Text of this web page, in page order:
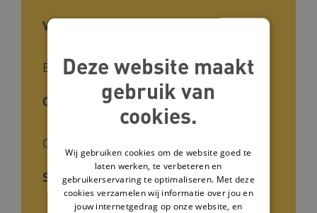
Voor wie
Begeleiders
Cliëntgroep
Cliënten
Soort kennis
Deze website maakt
gebruik van
cookies.
Wij gebruiken cookies om de website goed te
laten werken, te verbeteren en
gebruikerservaring te optimaliseren. Met deze
cookies verzamelen wij informatie over jou en
jouw internetgedrag op onze website, en